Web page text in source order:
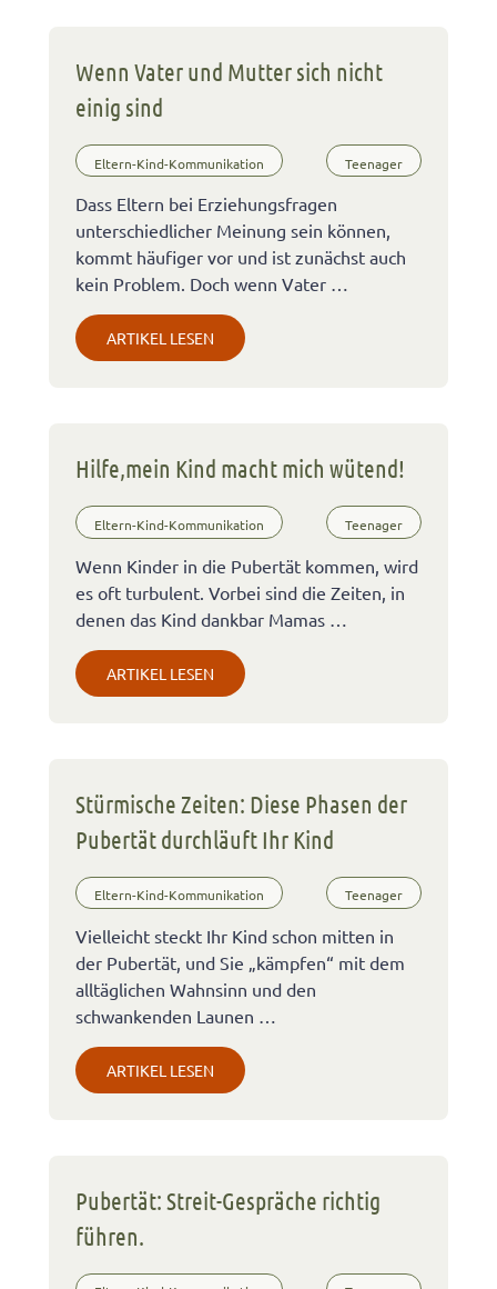
Wenn Vater und Mutter sich nicht
einig sind
Eltern-Kind-Kommunikation Teenager
Dass Eltern bei Erziehungsfragen
unterschiedlicher Meinung sein können,
kommt häufiger vor und ist zunächst auch
kein Problem. Doch wenn Vater …
ARTIKEL LESEN
Hilfe,mein Kind macht mich wütend!
Eltern-Kind-Kommunikation Teenager
Wenn Kinder in die Pubertät kommen, wird
es oft turbulent. Vorbei sind die Zeiten, in
denen das Kind dankbar Mamas …
ARTIKEL LESEN
Stürmische Zeiten: Diese Phasen der
Pubertät durchläuft Ihr Kind
Eltern-Kind-Kommunikation Teenager
Vielleicht steckt Ihr Kind schon mitten in
der Pubertät, und Sie „kämpfen“ mit dem
alltäglichen Wahnsinn und den
schwankenden Launen …
ARTIKEL LESEN
Pubertät: Streit-Gespräche richtig
führen.